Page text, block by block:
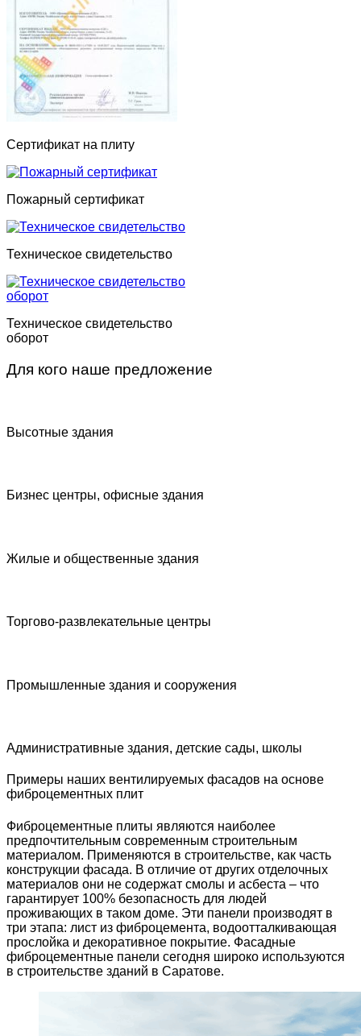
Сертификат на плиту
Пожарный сертификат
Техническое свидетельство
Техническое свидетельство
оборот
Для кого наше предложение
Высотные здания
Бизнес центры, офисные здания
Жилые и общественные здания
Торгово-развлекательные центры
Промышленные здания и сооружения
Административные здания, детские сады, школы
Примеры наших вентилируемых фасадов на основе
фиброцементных плит
Фиброцементные плиты являются наиболее
предпочтительным современным строительным
материалом. Применяются в строительстве, как часть
конструкции фасада. В отличие от других отделочных
материалов они не содержат смолы и асбеста – что
гарантирует 100% безопасность для людей
проживающих в таком доме. Эти панели производят в
три этапа: лист из фиброцемента, водоотталкивающая
прослойка и декоративное покрытие. Фасадные
фиброцементные панели сегодня широко используются
в строительстве зданий в Саратове.